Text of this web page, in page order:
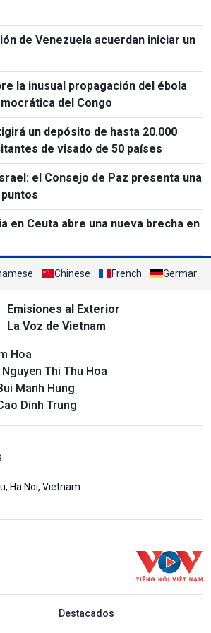
de Venezuela acuerdan iniciar un
la inusual propagación del ébola
del Congo
un depósito de hasta 20.000
de visado de 50 países
el Consejo de Paz presenta una
en Ceuta abre una nueva brecha en
Chinese French German
Emisiones al Exterior
La Voz de Vietnam
Hoa
Nguyen Thi Thu Hoa
Manh Hung
Dinh Trung
Ha Noi, Vietnam
Tây ban nha
Destacados